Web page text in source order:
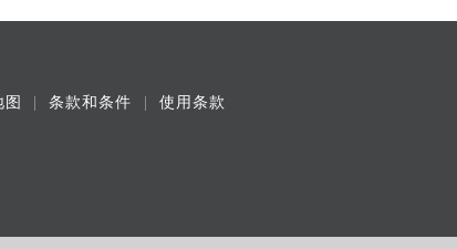
图 条款和条件 使用条款